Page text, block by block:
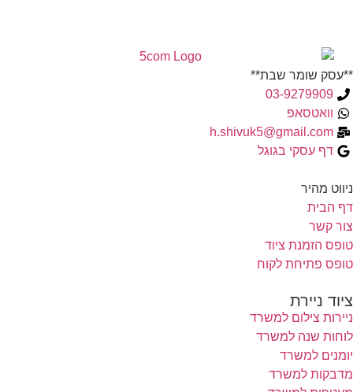
**עסק שומר שבת**
03-9279909
וואטסאפ
h.shivuk5@gmail.com
דף עסקי בגוגל
ניווט מהיר
דף הבית
צור קשר
טופס הזמנת ציוד
טופס פתיחת לקוח
ציוד ניירת
ניירות צילום למשרד
לוחות שנה למשרד
יומנים למשרד
מדבקות למשרד